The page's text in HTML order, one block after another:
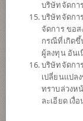
ประสิทธิภาพการบ
และ/หรือการบริ
เปลี่ยน
ประเภทกองทุน
บริษัทจัดกา
บริษัทจัดกา
จัดการ ขอ
กรณีที่เกิดขึ้
ผู้ลงทุน อันเ
บริษัทจัดกา
เปลี่ยนแปล
ทราบล่วงห
ละเอียด เ